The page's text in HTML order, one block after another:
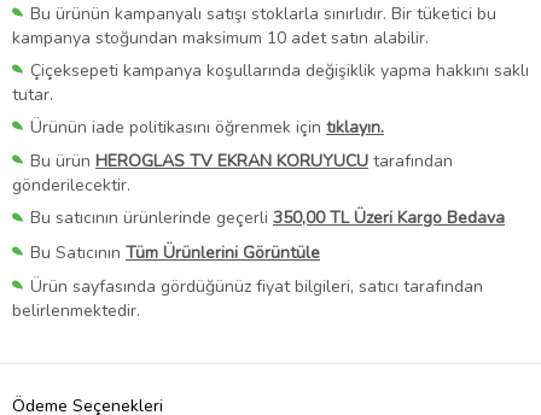
Bu ürünün kampanyalı satışı stoklarla sınırlıdır. Bir tüketici bu
kampanya stoğundan maksimum 10 adet satın alabilir.
Çiçeksepeti kampanya koşullarında değişiklik yapma hakkını saklı
tutar.
Ürünün iade politikasını öğrenmek için tıklayın.
Bu ürün HEROGLAS TV EKRAN KORUYUCU tarafından
gönderilecektir.
Bu satıcının ürünlerinde geçerli 350,00 TL Üzeri Kargo Bedava
Bu Satıcının Tüm Ürünlerini Görüntüle
Ürün sayfasında gördüğünüz fiyat bilgileri, satıcı tarafından
belirlenmektedir.
Ödeme Seçenekleri